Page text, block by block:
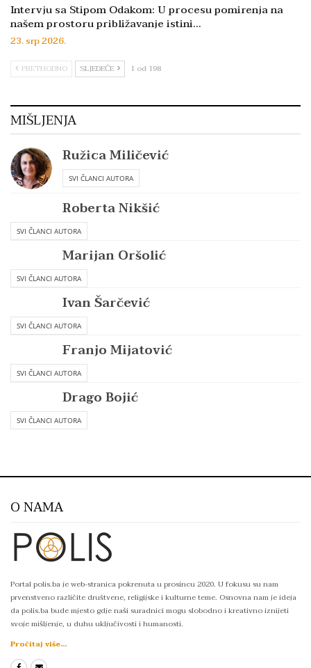
Intervju sa Stipom Odakom: U procesu pomirenja na
našem prostoru približavanje istini…
23. srp 2026.
PRETHODNO SLJEDEĆE 1 od 198
MIŠLJENJA
Ružica Miličević
SVI ČLANCI AUTORA
Roberta Nikšić
SVI ČLANCI AUTORA
Marijan Oršolić
SVI ČLANCI AUTORA
Ivan Šarčević
SVI ČLANCI AUTORA
Franjo Mijatović
SVI ČLANCI AUTORA
Drago Bojić
SVI ČLANCI AUTORA
O NAMA
Portal polis.ba je web-stranica pokrenuta u prosincu 2020. U fokusu su nam
prvenstveno različite društvene, religijske i kulturne teme. Osnovna nam je ideja
da polis.ba bude mjesto gdje naši suradnici mogu slobodno i kreativno iznijeti
svoje mišljenje, u duhu uključivosti i humanosti.
Pročitaj više...